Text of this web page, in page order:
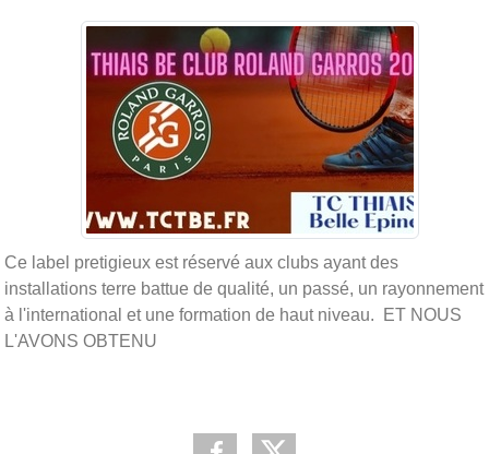
Ce label pretigieux est réservé aux clubs ayant des
installations terre battue de qualité, un passé, un rayonnement
à l'international et une formation de haut niveau. ET NOUS
L'AVONS OBTENU